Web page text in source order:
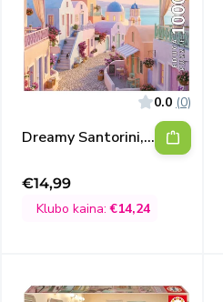
0.0 (0)
Dreamy Santorini,
Išpardavimo
kaina
€14,99
Klubo kaina:€14,24